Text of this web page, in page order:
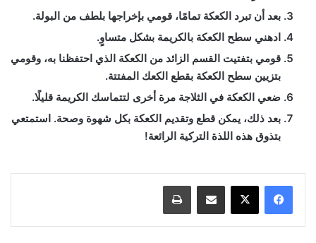
بعد أن تبرد الكعكة تمامًا، قومي بإخراجها بلطف من البولة.
ادهني سطح الكعكة بالكريمة بشكل متساوٍ.
قومي بتفتيت القسم الزائد من الكعكة الذي احتفظنا به، وقومي
بتزيين سطح الكعكة بقطع الكعك المفتتة.
ضعي الكعكة في الثلاجة مرة أخرى لتتماسك الكريمة قليلًا.
بعد ذلك، يمكن قطع وتقديم الكعكة بكل شهوة وصحة. استمتعي
بتذوق هذه اللذة التركية الرائعة!
مشاركة عبر البريد طباعة